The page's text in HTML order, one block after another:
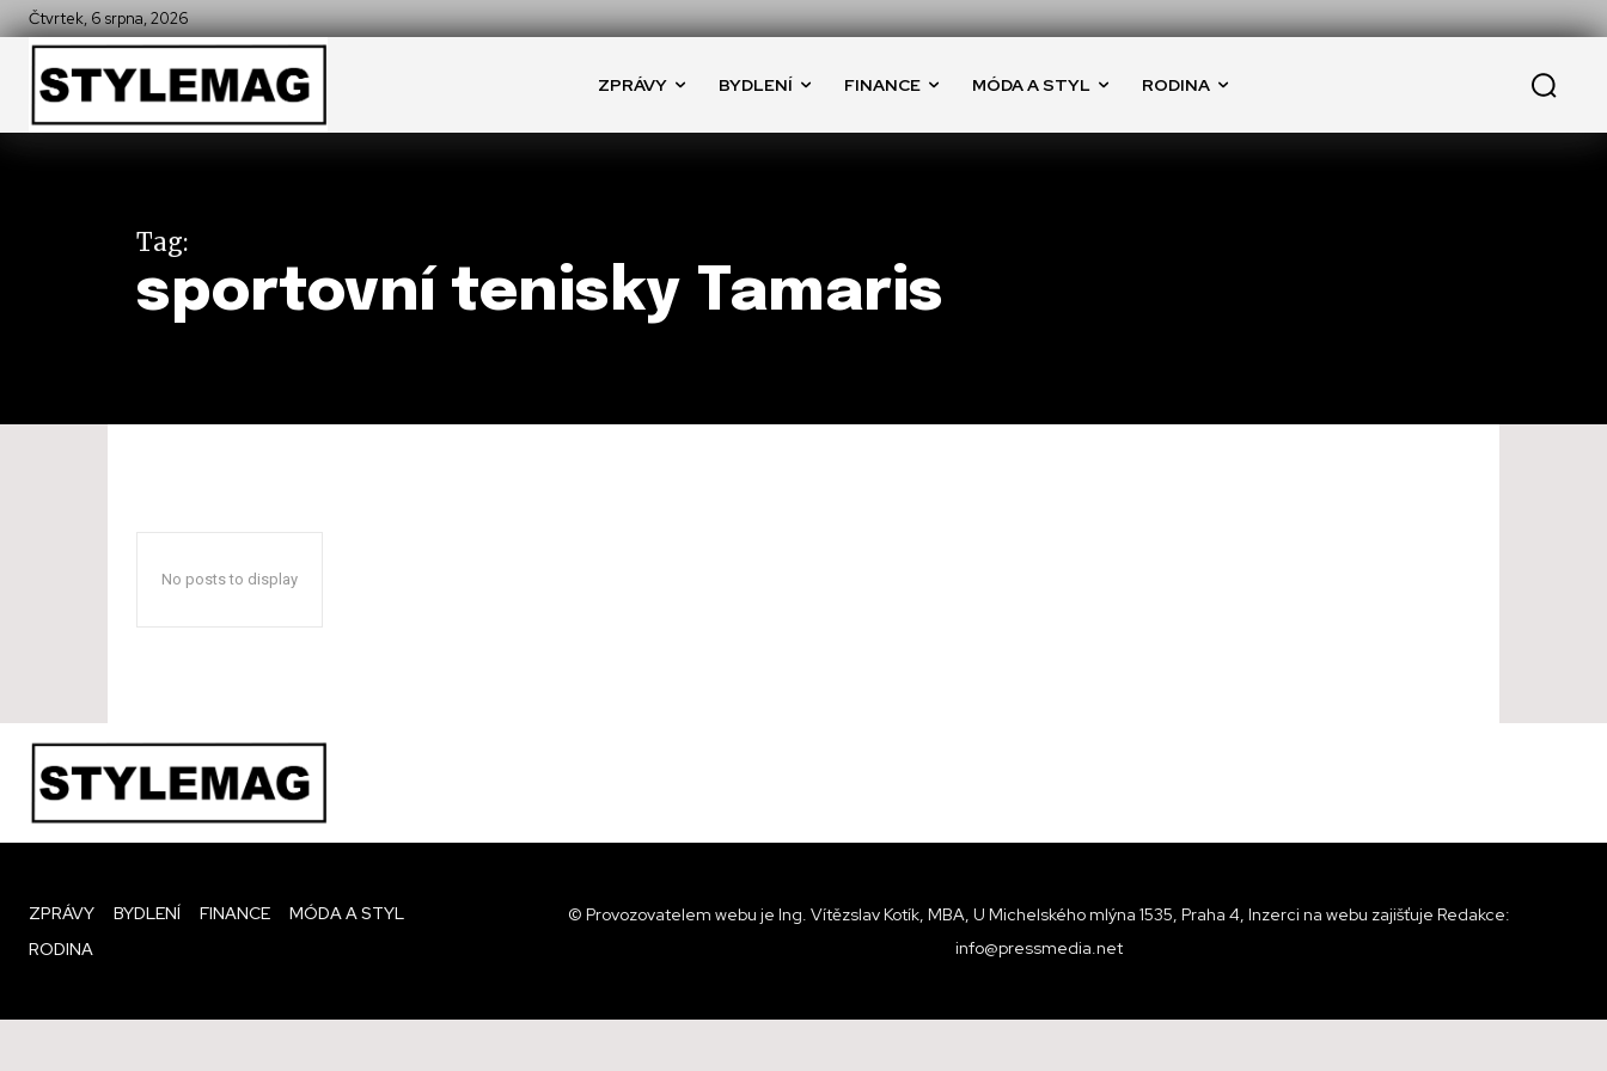
Čtvrtek, 6 srpna, 2026
ZPRÁVY BYDLENÍ FINANCE MÓDA A STYL RODINA
Tag:
sportovní tenisky Tamaris
No posts to display
ZPRÁVY BYDLENÍ FINANCE
MÓDA A STYL
RODINA
© Provozovatelem webu je Ing. Vítězslav Kotík, MBA, U Michelského mlýna 1535, Praha 4, Inzerci na webu zajišťuje Redakce:
info@pressmedia.net